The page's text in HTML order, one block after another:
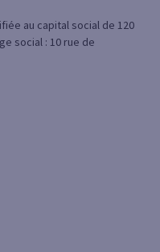
au capital social de 120
social : 10 rue de